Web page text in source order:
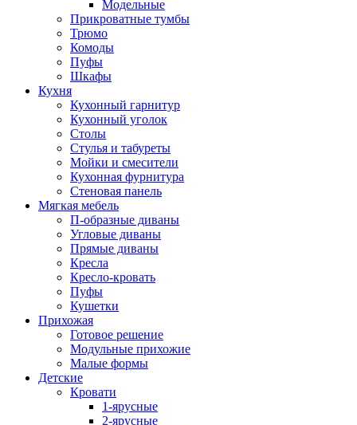
Модельные
Прикроватные тумбы
Трюмо
Комоды
Пуфы
Шкафы
Кухня
Кухонный гарнитур
Кухонный уголок
Столы
Стулья и табуреты
Мойки и смесители
Кухонная фурнитура
Стеновая панель
Мягкая мебель
П-образные диваны
Угловые диваны
Прямые диваны
Кресла
Кресло-кровать
Пуфы
Кушетки
Прихожая
Готовое решение
Модульные прихожие
Малые формы
Детские
Кровати
1-ярусные
2-ярусные